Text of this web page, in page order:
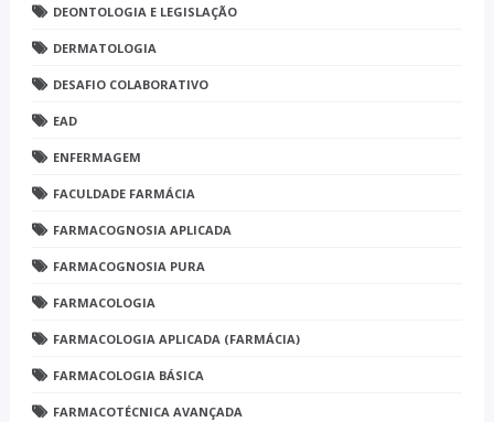
DEONTOLOGIA E LEGISLAÇÃO
DERMATOLOGIA
DESAFIO COLABORATIVO
EAD
ENFERMAGEM
FACULDADE FARMÁCIA
FARMACOGNOSIA APLICADA
FARMACOGNOSIA PURA
FARMACOLOGIA
FARMACOLOGIA APLICADA (FARMÁCIA)
FARMACOLOGIA BÁSICA
FARMACOTÉCNICA AVANÇADA